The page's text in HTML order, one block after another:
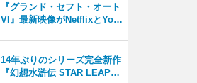
『グランド・セフト・オート
VI』最新映像がNetflixとYou
14年ぶりのシリーズ完全新作
『幻想水滸伝 STAR LEAP』